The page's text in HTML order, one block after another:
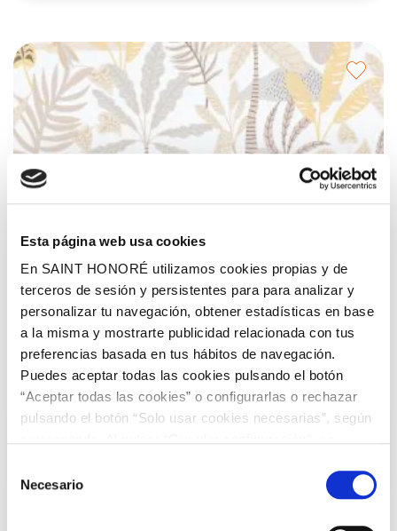
Esta página web usa cookies
En SAINT HONORÉ utilizamos cookies propias y de
terceros de sesión y persistentes para para analizar y
personalizar tu navegación, obtener estadísticas en base
a la misma y mostrarte publicidad relacionada con tus
preferencias basada en tus hábitos de navegación.
Puedes aceptar todas las cookies pulsando el botón
“Aceptar todas las cookies” o configurarlas o rechazar
pulsando el botón “Solo usar cookies necesarias”, según
no has seleccionado ninguna opción, pulsar este botón
equivaldrá a rechazar todas las cookies. Si deseas
obtener más información consulta nuestra Política de
Necesario
los